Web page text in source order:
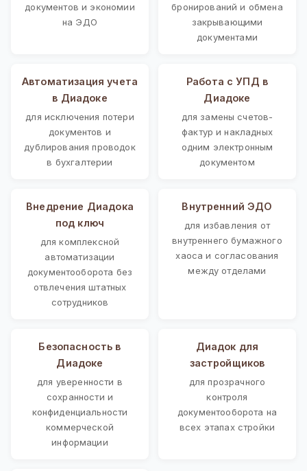
документов и экономии
на ЭДО
бронирований и обмена
закрывающими
документами
Автоматизация учета
в Диадоке
для исключения потери
документов и
дублирования проводок
в бухгалтерии
Работа с УПД в
Диадоке
для замены счетов-
фактур и накладных
одним электронным
документом
Внедрение Диадока
под ключ
для комплексной
автоматизации
документооборота без
отвлечения штатных
сотрудников
Внутренний ЭДО
для избавления от
внутреннего бумажного
хаоса и согласования
между отделами
Безопасность в
Диадоке
для уверенности в
сохранности и
конфиденциальности
коммерческой
информации
Диадок для
застройщиков
для прозрачного
контроля
документооборота на
всех этапах стройки